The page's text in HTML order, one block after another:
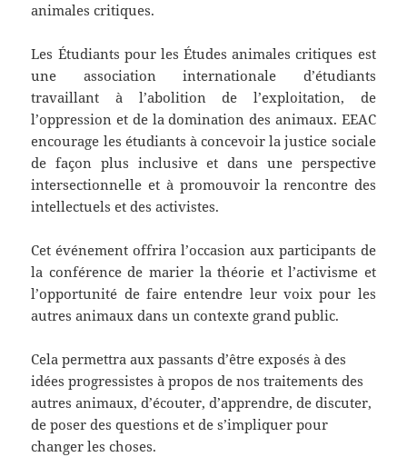
animales critiques.
Les Étudiants pour les Études animales critiques est
une association internationale d’étudiants
travaillant à l’abolition de l’exploitation, de
l’oppression et de la domination des animaux. EEAC
encourage les étudiants à concevoir la justice sociale
de façon plus inclusive et dans une perspective
intersectionnelle et à promouvoir la rencontre des
intellectuels et des activistes.
Cet événement offrira l’occasion aux participants de
la conférence de marier la théorie et l’activisme et
l’opportunité de faire entendre leur voix pour les
autres animaux dans un contexte grand public.
Cela permettra aux passants d’être exposés à des
idées progressistes à propos de nos traitements des
autres animaux, d’écouter, d’apprendre, de discuter,
de poser des questions et de s’impliquer pour
changer les choses.